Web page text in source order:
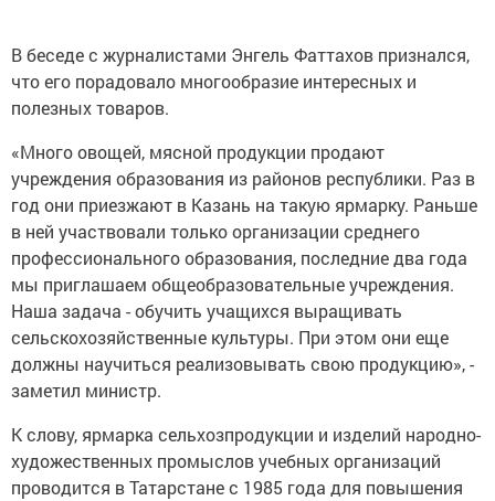
В беседе с журналистами Энгель Фаттахов признался,
что его порадовало многообразие интересных и
полезных товаров.
«Много овощей, мясной продукции продают
учреждения образования из районов республики. Раз в
год они приезжают в Казань на такую ярмарку. Раньше
в ней участвовали только организации среднего
профессионального образования, последние два года
мы приглашаем общеобразовательные учреждения.
Наша задача - обучить учащихся выращивать
сельскохозяйственные культуры. При этом они еще
должны научиться реализовывать свою продукцию», -
заметил министр.
К слову, ярмарка сельхозпродукции и изделий народно-
художественных промыслов учебных организаций
проводится в Татарстане с 1985 года для повышения